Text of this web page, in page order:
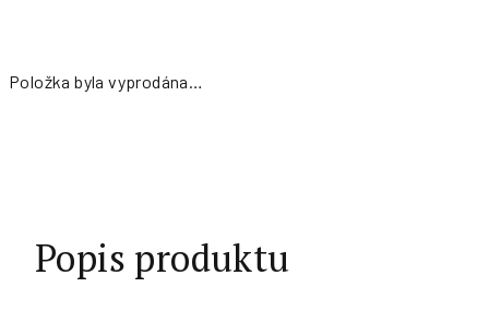
Položka byla vyprodána…
Popis produktu